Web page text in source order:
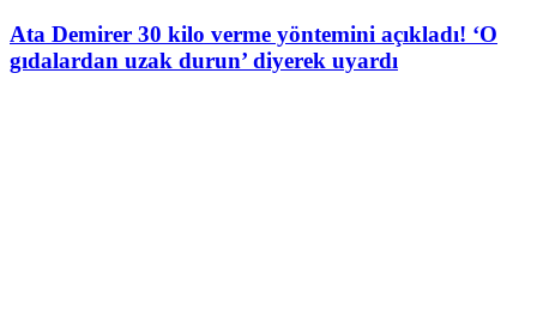
Ata Demirer 30 kilo verme yöntemini açıkladı! ‘O
gıdalardan uzak durun’ diyerek uyardı